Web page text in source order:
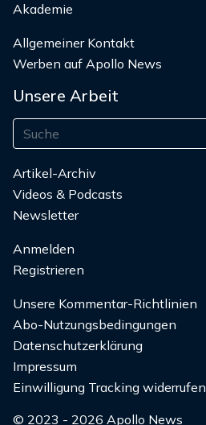
Akademie
Allgemeiner Kontakt
Werben auf Apollo News
Unsere Arbeit
Artikel-Archiv
Videos & Podcasts
Newsletter
Anmelden
Registrieren
Unsere Kommentar-Richtlinien
Abo-Nutzungsbedingungen
Datenschutzerklärung
Impressum
Einwilligung Tracking widerrufen
© 2023 - 2026 Apollo News